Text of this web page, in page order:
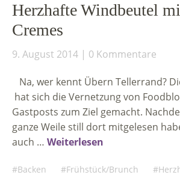
Herzhafte Windbeutel
Cremes
9. August 2014 0 Kommentare
Na, wer kennt Übern Tellerrand?
hat sich die Vernetzung von
Gastposts zum Ziel gemacht.
ganze Weile still dort mitgelesen
auch … Weiterlesen
Backen Frühstück/Brunch